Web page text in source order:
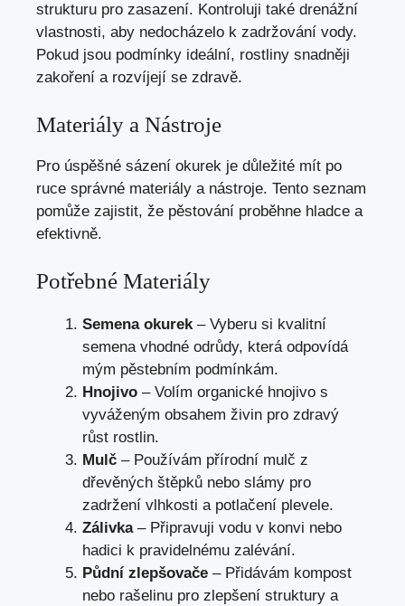
strukturu pro zasazení. Kontroluji také drenážní
vlastnosti, aby nedocházelo k zadržování vody.
Pokud jsou podmínky ideální, rostliny snadněji
zakoření a rozvíjejí se zdravě.
Materiály a Nástroje
Pro úspěšné sázení okurek je důležité mít po
ruce správné materiály a nástroje. Tento seznam
pomůže zajistit, že pěstování proběhne hladce a
efektivně.
Potřebné Materiály
Semena okurek– Vyberu si kvalitní
semena vhodné odrůdy, která odpovídá
mým pěstebním podmínkám.
Hnojivo – Volím organické hnojivo s
vyváženým obsahem živin pro zdravý
růst rostlin.
Mulč – Používám přírodní mulč z
dřevěných štěpků nebo slámy pro
zadržení vlhkosti a potlačení plevele.
Zálivka– Připravuji vodu v konvi nebo
hadici k pravidelnému zalévání.
Půdní zlepšovače – Přidávám kompost
nebo rašelinu pro zlepšení struktury a